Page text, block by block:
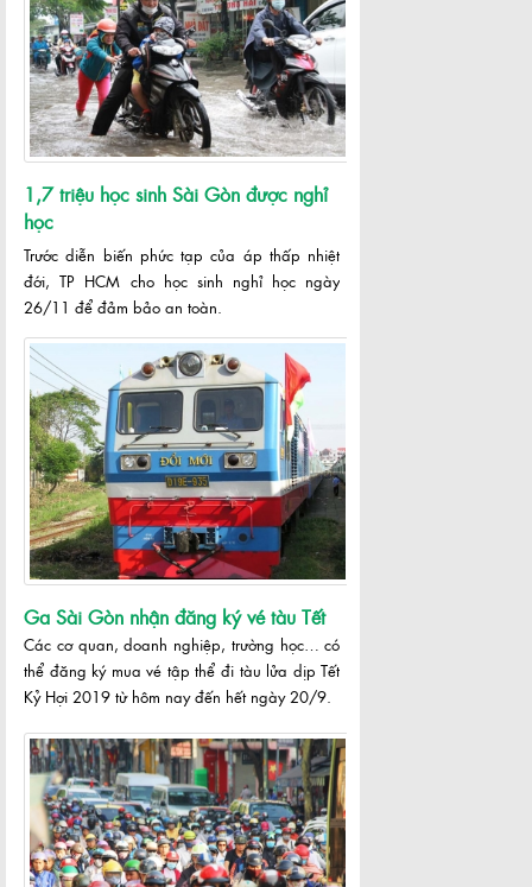
1,7 triệu học sinh Sài Gòn được nghỉ
học
Trước diễn biến phức tạp của áp thấp nhiệt
đới, TP HCM cho học sinh nghỉ học ngày
26/11 để đảm bảo an toàn.
Ga Sài Gòn nhận đăng ký vé tàu Tết
Các cơ quan, doanh nghiệp, trường học… có
thể đăng ký mua vé tập thể đi tàu lửa dịp Tết
Kỷ Hợi 2019 từ hôm nay đến hết ngày 20/9.